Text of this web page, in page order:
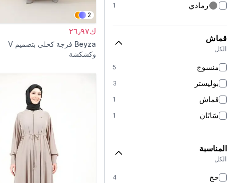
رمادي 1
قماش
الكل
منسوج 5
بوليستر 3
قماش 1
سَاتَان 1
المناسبة
الكل
حج 4
2
ك٢٦٫٩٧
Beyza
فرجة كحلي بتصميم V
وكشكشة